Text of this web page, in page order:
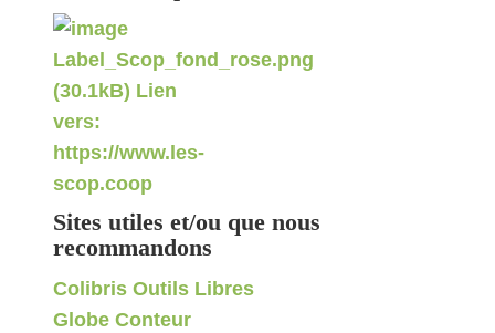
Sites utiles et/ou que nous
recommandons
Colibris Outils Libres
Globe Conteur